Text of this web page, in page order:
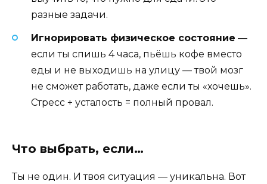
разные задачи.
Игнорировать физическое состояние —
если ты спишь 4 часа, пьёшь кофе вместо
еды и не выходишь на улицу — твой мозг
не сможет работать, даже если ты «хочешь».
Стресс + усталость = полный провал.
Что выбрать, если…
Ты не один. И твоя ситуация — уникальна. Вот